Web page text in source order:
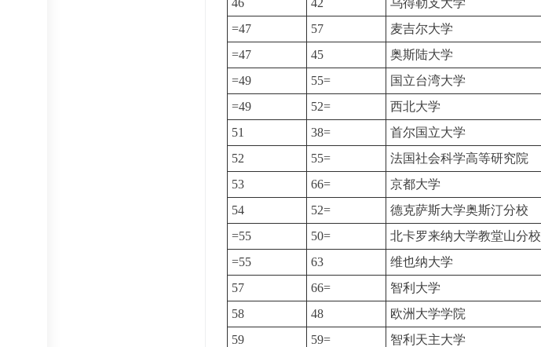
46
42 乌得勒支大学
=47
57 麦吉尔大学
=47
45 奥斯陆大学
=49
55= 国立台湾大学
=49
52= 西北大学
51
38= 首尔国立大学
52
55= 法国社会科学高等研究院
53
66= 京都大学
54
52= 德克萨斯大学奥斯汀分校
=55
50= 北卡罗来纳大学教堂山分校
=55
63 维也纳大学
57
66= 智利大学
58
48 欧洲大学学院
59
59= 智利天主大学